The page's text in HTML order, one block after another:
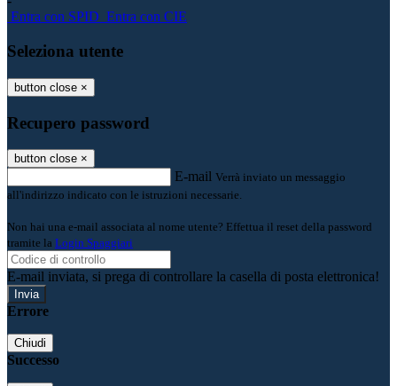
Entra con SPID Entra con CIE
Seleziona utente
button close ×
Recupero password
button close ×
E-mail Verrà inviato un messaggio
all'indirizzo indicato con le istruzioni necessarie.
Non hai una e-mail associata al nome utente? Effettua il reset della password
tramite la Login Spaggiari
E-mail inviata, si prega di controllare la casella di posta elettronica!
Errore
Chiudi
Successo